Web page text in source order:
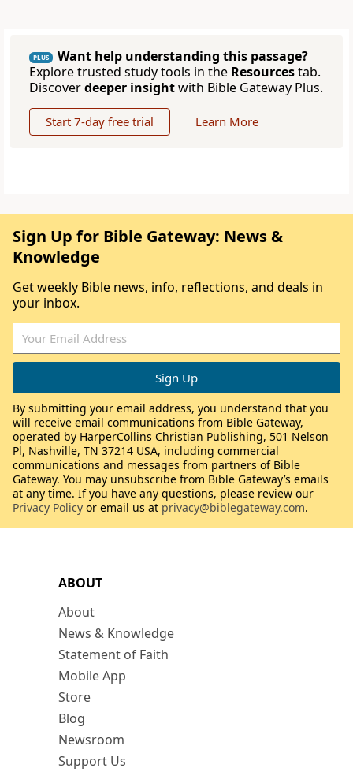
PLUS
Want help understanding this passage?
Explore trusted study tools in the Resourcestab.
Discoverdeeper insightwith Bible Gateway Plus.
Start 7-day free trial Learn More
ABOUT
About
News & Knowledge
Statement of Faith
Mobile App
Store
Blog
Newsroom
Support Us
Sign Up for Bible Gateway: News &
Knowledge
Get weekly Bible news, info, reflections, and deals in
your inbox.
By submitting your email address, you understand that you
will receive email communications from Bible Gateway,
operated by HarperCollins Christian Publishing, 501 Nelson
Pl, Nashville, TN 37214 USA, including commercial
communications and messages from partners of Bible
Gateway. You may unsubscribe from Bible Gateway’s emails
at any time. If you have any questions, please review our
Privacy Policy or email us at privacy@biblegateway.com.